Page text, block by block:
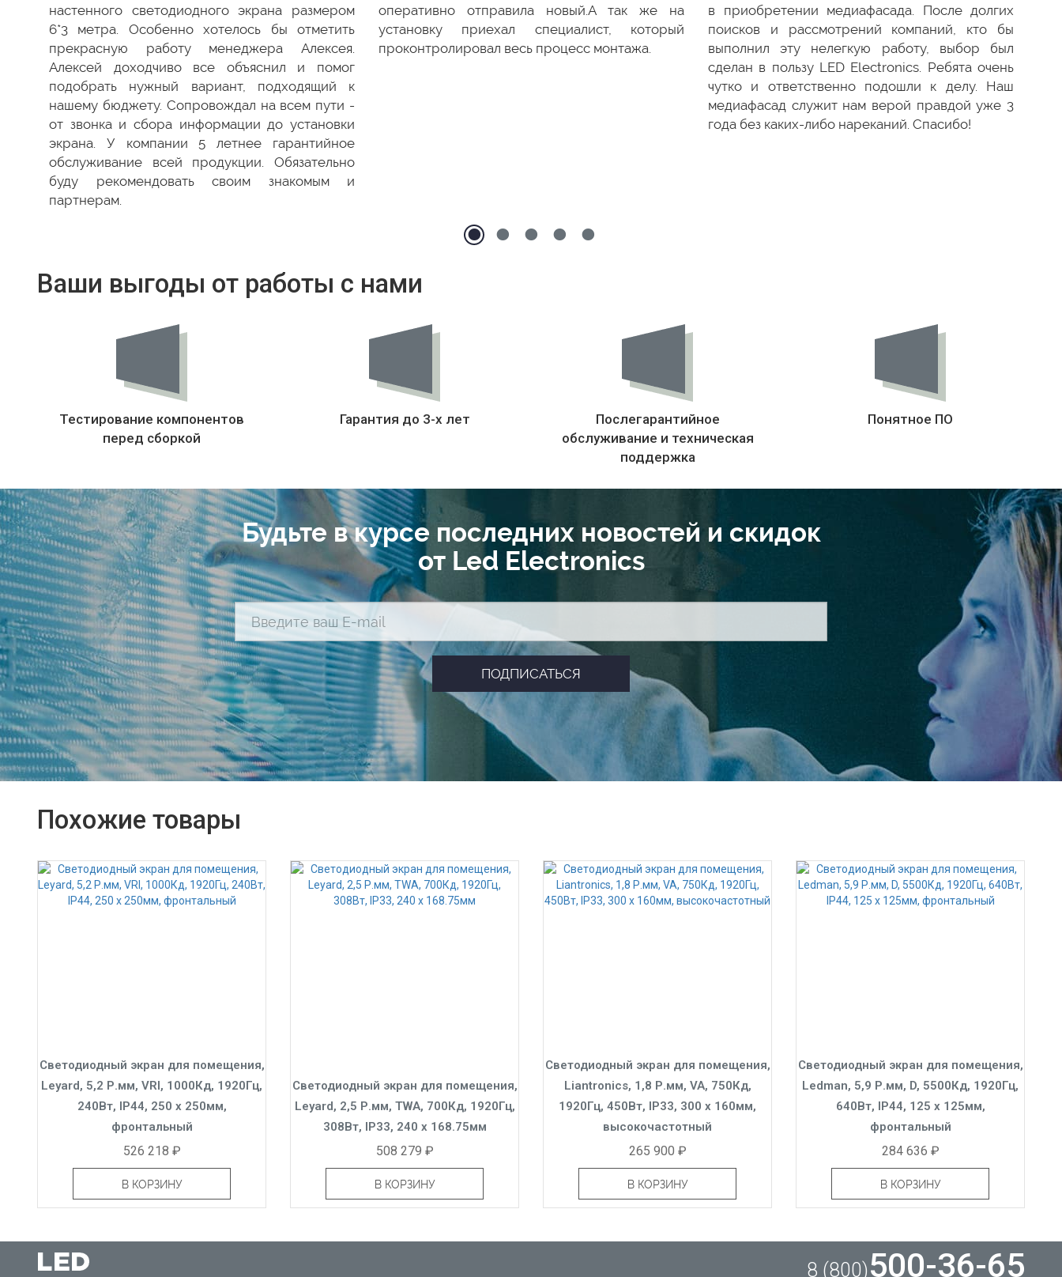
настенного светодиодного экрана размером
6*3 метра. Особенно хотелось бы отметить
прекрасную работу менеджера Алексея.
Алексей доходчиво все объяснил и помог
подобрать нужный вариант, подходящий к
нашему бюджету. Сопровождал на всем пути -
от звонка и сбора информации до установки
экрана. У компании 5 летнее гарантийное
обслуживание всей продукции. Обязательно
буду рекомендовать своим знакомым и
партнерам.
оперативно отправила новый.А так же на
установку приехал специалист, который
проконтролировал весь процесс монтажа.
в приобретении медиафасада. После долгих
поисков и рассмотрений компаний, кто бы
выполнил эту нелегкую работу, выбор был
сделан в пользу LED Electronics. Ребята очень
чутко и ответственно подошли к делу. Наш
медиафасад служит нам верой правдой уже 3
года без каких-либо нареканий. Спасибо!
Ваши выгоды от работы с нами
Тестирование компонентов
перед сборкой
Гарантия до 3-х лет
Послегарантийное
обслуживание и техническая
поддержка
Понятное ПО
Будьте в курсе последних новостей и скидок
от Led Electronics
Похожие товары
Светодиодный экран для помещения,
Leyard, 5,2 Р.мм, VRI, 1000Кд, 1920Гц,
240Вт, IP44, 250 x 250мм,
фронтальный
526 218 ₽
В КОРЗИНУ
Светодиодный экран для помещения,
Leyard, 2,5 Р.мм, TWA, 700Кд, 1920Гц,
308Вт, IP33, 240 x 168.75мм
508 279 ₽
В КОРЗИНУ
Светодиодный экран для помещения,
Liantronics, 1,8 Р.мм, VA, 750Кд,
1920Гц, 450Вт, IP33, 300 x 160мм,
высокочастотный
265 900 ₽
В КОРЗИНУ
Светодиодный экран для помещения,
Ledman, 5,9 Р.мм, D, 5500Кд, 1920Гц,
640Вт, IP44, 125 x 125мм,
фронтальный
284 636 ₽
В КОРЗИНУ
8 (800)500-36-65